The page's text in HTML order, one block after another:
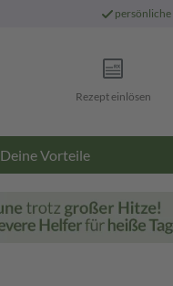
persönliche
Rezept einlösen
Deine Vorteile